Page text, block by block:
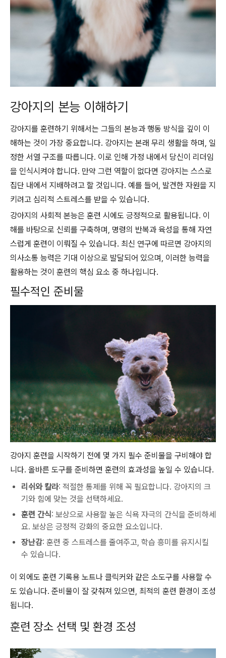
강아지의 본능 이해하기
강아지를 훈련하기 위해서는 그들의 본능과 행동 방식을 깊이 이
해하는 것이 가장 중요합니다. 강아지는 본래 무리 생활을 하며, 일
정한 서열 구조를 따릅니다. 이로 인해 가정 내에서 당신이 리더임
을 인식시켜야 합니다. 만약 그런 역할이 없다면 강아지는 스스로
집단 내에서 지배하려고 할 것입니다. 예를 들어, 발견한 자원을 지
키려고 심리적 스트레스를 받을 수 있습니다.
강아지의 사회적 본능은 훈련 시에도 긍정적으로 활용됩니다. 이
해를 바탕으로 신뢰를 구축하며, 명령의 반복과 육성을 통해 자연
스럽게 훈련이 이뤄질 수 있습니다. 최신 연구에 따르면 강아지의
의사소통 능력은 기대 이상으로 발달되어 있으며, 이러한 능력을
활용하는 것이 훈련의 핵심 요소 중 하나입니다.
필수적인 준비물
강아지 훈련을 시작하기 전에 몇 가지 필수 준비물을 구비해야 합
니다. 올바른 도구를 준비하면 훈련의 효과성을 높일 수 있습니다.
리쉬와 칼라: 적절한 통제를 위해 꼭 필요합니다. 강아지의 크
기와 힘에 맞는 것을 선택하세요.
훈련 간식 : 보상으로 사용할 높은 식욕 자극의 간식을 준비하세
요. 보상은 긍정적 강화의 중요한 요소입니다.
장난감: 훈련 중 스트레스를 줄여주고, 학습 흥미를 유지시킬
수 있습니다.
이 외에도 훈련 기록용 노트나 클릭커와 같은 소도구를 사용할 수
도 있습니다. 준비물이 잘 갖춰져 있으면, 최적의 훈련 환경이 조성
됩니다.
훈련 장소 선택 및 환경 조성